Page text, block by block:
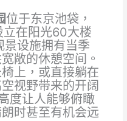
位于东京池袋，
在阳光60大楼
设施拥有当季
敞的休憩空间。
上，或直接躺在
视野带来的开阔
度让人能够俯瞰
时甚至有机会远